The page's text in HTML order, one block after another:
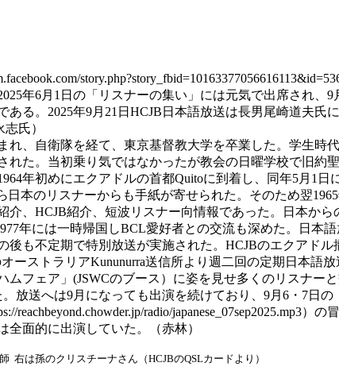
年6月1日の「リスナーの集い」には元気で出席され、
る。2025年9月21日HCJB日本語放送は長男尾崎道夫氏
氏）
、自衛隊を経て、東京基督教大学を卒業した。学生時
た。当初乗り気ではなかったが教会の日曜学校で旧約
年初めにエクアドルの首都Quitoに到着し、同年5月1
日本のリスナーからも手紙が寄せられた。そのため翌
、HCJB紹介、短波リスナー向情報であった。日本か
年には一時帰国しBCL愛好者との交流も深めた。日本
も不定期で特別放送が実施された。HCJBのエクアドル
ーストラリアKununurra送信所より週二回の定期日本語
フェア」(JSWCのブース）に姿を見せ多くのリスナー
放送へは9月になっても出演を続けており、9月6・7日の
reachbeyond.chowder.jp/radio/japanese_07sep2025.mp3
は全面的に出演していた。（赤林）
右は孫のクリスチーナさん（HCJBのQSLカードより）